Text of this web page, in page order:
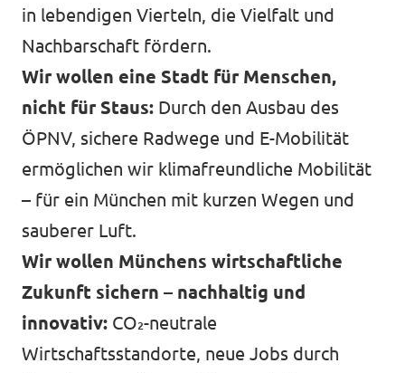
in lebendigen Vierteln, die Vielfalt und
Nachbarschaft fördern.
Wir wollen eine Stadt für Menschen,
nicht für Staus: Durch den Ausbau des
ÖPNV, sichere Radwege und E-Mobilität
ermöglichen wir klimafreundliche Mobilität
– für ein München mit kurzen Wegen und
sauberer Luft.
Wir wollen Münchens wirtschaftliche
Zukunft sichern – nachhaltig und
innovativ: CO₂-neutrale
Wirtschaftsstandorte, neue Jobs durch